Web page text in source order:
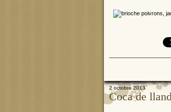
2 octobre 2013
Coca de